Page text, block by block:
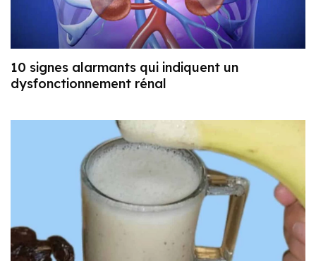
10 signes alarmants qui indiquent un
dysfonctionnement rénal